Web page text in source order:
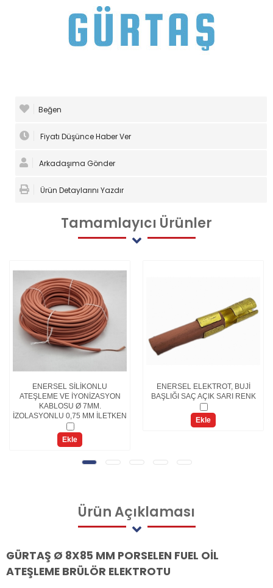
Beğen
Fiyatı Düşünce Haber Ver
Arkadaşıma Gönder
Ürün Detaylarını Yazdır
Tamamlayıcı Ürünler
ENERSEL SİLİKONLU
ATEŞLEME VE İYONİZASYON
KABLOSU Ø 7MM.
İZOLASYONLU 0,75 MM İLETKEN
Ekle
ENERSEL ELEKTROT, BUJİ
BAŞLIĞI SAÇ AÇIK SARI RENK
Ekle
ÜrünAçıklaması
GÜRTAŞ Ø 8X85 MM PORSELEN FUEL OİL
ATEŞLEME BRÜLÖR ELEKTROTU